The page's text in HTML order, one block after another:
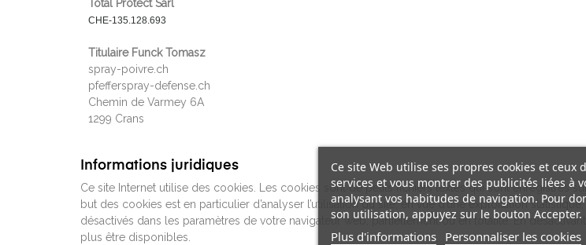
Total Protect Sàrl
CHE-135.128.693
Titulaire Funck Tomasz
spray-poivre.ch
pfefferspray-defense.ch
Chemin de Varmey 6A
1299 Crans
Informations juridiques
Ce site Internet utilise des cookies. Les cookies sont de petits fichiers textes qui sont enregistrés
but des cookies est en particulier d’analyser l’utilisation du site, en vue d’une exploitation
désactivés dans les paramètres de votre navigateur web, partiellement ou en totalité. En
plus être disponibles.
Ce site Web utilise ses propres cookies et ceux
services et vous montrer des publicités liées à
analysant vos habitudes de navigation. Pour
son utilisation, appuyez sur le bouton Accepter.
Plus d'informations Personnaliser les cookies